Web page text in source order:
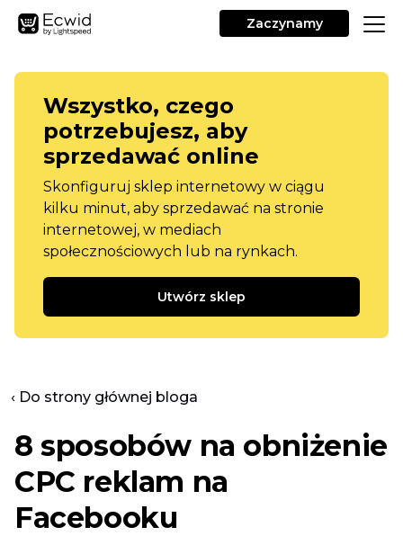
Zaczynamy
Wszystko, czego
potrzebujesz, aby
sprzedawać online
Skonfiguruj sklep internetowy w ciągu
kilku minut, aby sprzedawać na stronie
internetowej, w mediach
społecznościowych lub na rynkach.
Utwórz sklep
‹ Do strony głównej bloga
8 sposobów na obniżenie
CPC reklam na
Facebooku